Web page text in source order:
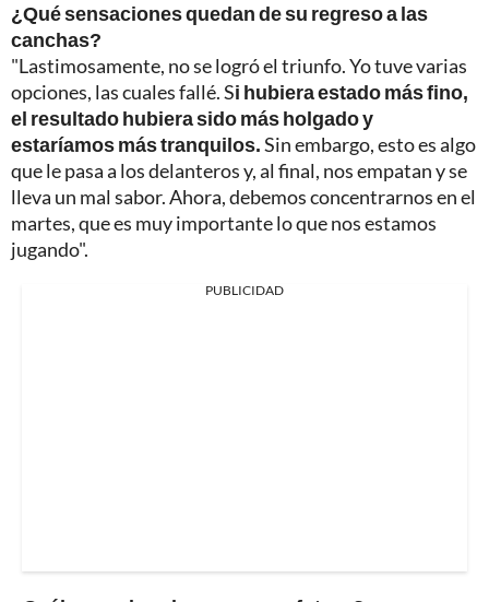
¿Qué sensaciones quedan de su regreso a las
canchas?
"Lastimosamente, no se logró el triunfo. Yo tuve varias
opciones, las cuales fallé. Si hubiera estado más fino,
el resultado hubiera sido más holgado y
estaríamos más tranquilos.Sin embargo, esto es algo
que le pasa a los delanteros y, al final, nos empatan y se
lleva un mal sabor. Ahora, debemos concentrarnos en el
martes, que es muy importante lo que nos estamos
jugando".
PUBLICIDAD